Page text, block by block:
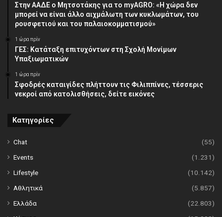
Στην ΑΑΔΕ ο Μητσοτάκης για το myAGRO: «Η χώρα δεν
μπορεί να είναι άλλο αιχμάλωτη των κυκλωμάτων, του
ρουσφετιού και του παλαιοκομματισμού»
1 ώρα πρίν
ΓΕΣ: Κατάταξη επιτυχόντων στη Σχολή Μονίμων
Υπαξιωματικών
1 ώρα πρίν
Σφοδρές καταιγίδες πλήττουν τις Φιλιππίνες, τέσσερις
νεκροί από κατολισθήσεις, δείτε εικόνες
Κατηγορίες
Chat
(55)
Events
(1.231)
Lifestyle
(10.142)
Αθλητικά
(5.857)
Ελλάδα
(22.803)